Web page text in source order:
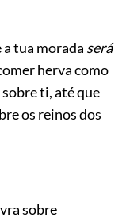
a tua morada será
herva como
ti, até que
os reinos dos
sobre